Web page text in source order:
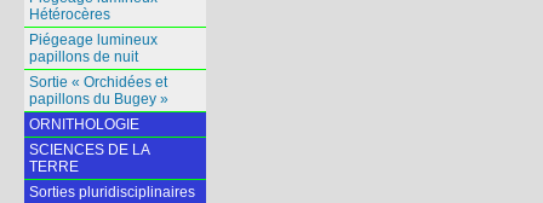
Hétérocères
Piégeage lumineux
papillons de nuit
Sortie « Orchidées et
papillons du Bugey »
ORNITHOLOGIE
SCIENCES DE LA
TERRE
Sorties pluridisciplinaires